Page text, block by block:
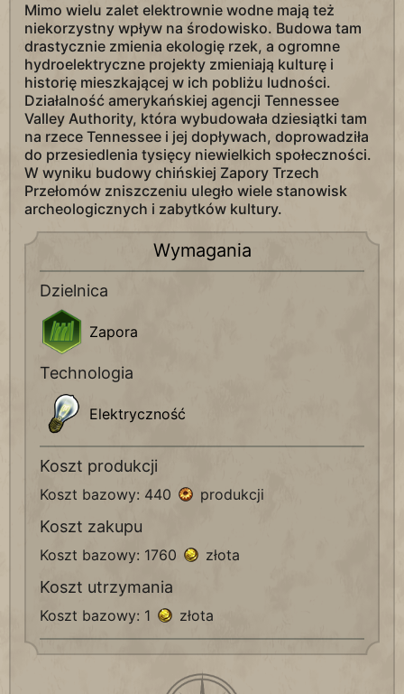
Mimo wielu zalet elektrownie wodne mają też
niekorzystny wpływ na środowisko. Budowa tam
drastycznie zmienia ekologię rzek, a ogromne
hydroelektryczne projekty zmieniają kulturę i
historię mieszkającej w ich pobliżu ludności.
Działalność amerykańskiej agencji Tennessee
Valley Authority, która wybudowała dziesiątki tam
na rzece Tennessee i jej dopływach, doprowadziła
do przesiedlenia tysięcy niewielkich społeczności.
W wyniku budowy chińskiej Zapory Trzech
Przełomów zniszczeniu uległo wiele stanowisk
archeologicznych i zabytków kultury.
Wymagania
Dzielnica
Zapora
Technologia
Elektryczność
Koszt produkcji
Koszt bazowy: 440 produkcji
Koszt zakupu
Koszt bazowy: 1760 złota
Koszt utrzymania
Koszt bazowy: 1 złota